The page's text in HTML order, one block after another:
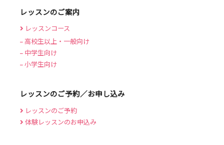
レッスンのご案内
レッスンコース
高校生以上・一般向け
中学生向け
小学生向け
レッスンのご予約／お申し込み
レッスンのご予約
体験レッスンのお申込み